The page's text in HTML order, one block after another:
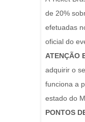
de 20%
efetuadas
oficial do
ATENÇÃO
adquirir o
funciona a
estado do
PONTOS